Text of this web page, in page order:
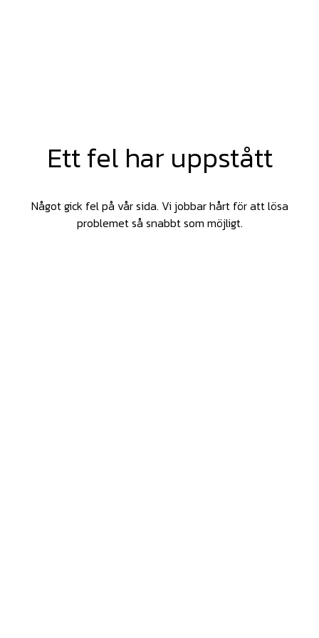
Ett fel har uppstått
Något gick fel på vår sida. Vi jobbar hårt för att lösa
problemet så snabbt som möjligt.